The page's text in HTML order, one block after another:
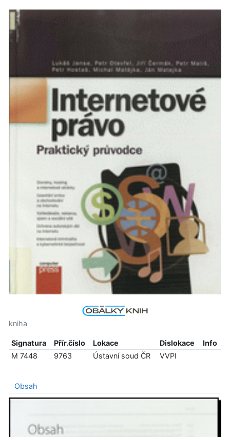
kniha
Signatura Přír.číslo Lokace Dislokace
Info
M 7448
9763 Ústavní soud ČR VVPI
Obsah